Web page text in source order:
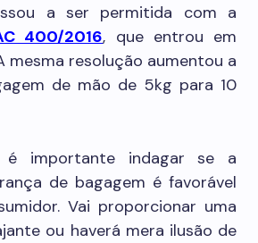
a ser permitida com a
400/2016, que entrou em
mesma resolução aumentou a
de mão de 5kg para 10
é importante indagar se a
de bagagem é favorável
Vai proporcionar uma
ou haverá mera ilusão de